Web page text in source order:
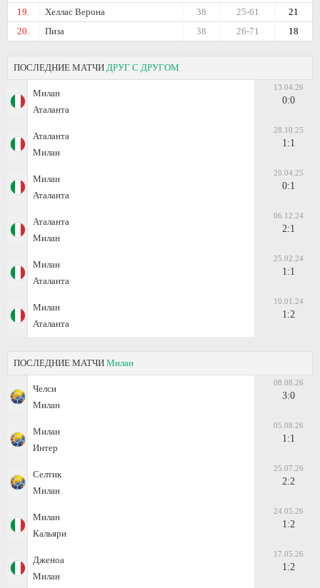
19.
Хеллас Верона 21
25-61
38
20.
Пиза 18
26-71
38
ПОСЛЕДНИЕ МАТЧИ ДРУГ С ДРУГОМ
Милан
Аталанта
13.04.26
0:0
Аталанта
Милан
28.10.25
1:1
Милан
Аталанта
20.04.25
0:1
Аталанта
Милан
06.12.24
2:1
Милан
Аталанта
25.02.24
1:1
Милан
Аталанта
10.01.24
1:2
ПОСЛЕДНИЕ МАТЧИ Милан
Челси
Милан
08.08.26
3:0
Милан
Интер
05.08.26
1:1
Селтик
Милан
25.07.26
2:2
Милан
Кальяри
24.05.26
1:2
Дженоа
Милан
17.05.26
1:2